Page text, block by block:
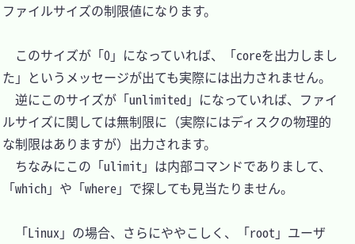
ファイルサイズの制限値になります。
このサイズが「0」になっていれば、「coreを出力しまし
た」というメッセージが出ても実際には出力されません。
逆にこのサイズが「unlimited」になっていれば、ファイ
ルサイズに関しては無制限に（実際にはディスクの物理的
な制限はありますが）出力されます。
ちなみにこの「ulimit」は内部コマンドでありまして、
「which」や「where」で探しても見当たりません。
「Linux」の場合、さらにややこしく、「root」ユーザ